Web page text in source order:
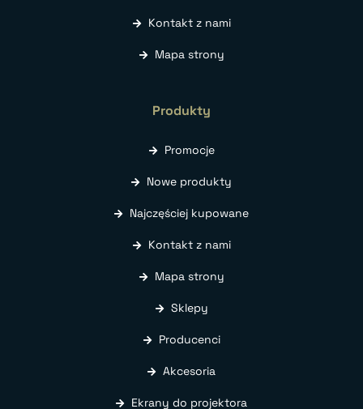
Kontakt z nami
Mapa strony
Produkty
Promocje
Nowe produkty
Najczęściej kupowane
Kontakt z nami
Mapa strony
Sklepy
Producenci
Akcesoria
Ekrany do projektora